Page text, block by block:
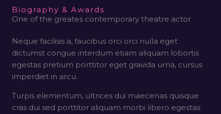
Biography & Awards
One of the greates contemporary theatre actor
Neque facilisis a, faucibus orci orci nulla eget
dictumst congue interdum etiam aliquam lobortis
egestas pretium porttitor eget gravida urna, cursus
imperdiet in arcu.
Turpis elementum, ultrices dui maecenas quisque
cras dui sed porttitor aliquam morbi libero egestas